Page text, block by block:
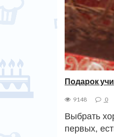
Подарок
9148 0
Выбрать
первых,